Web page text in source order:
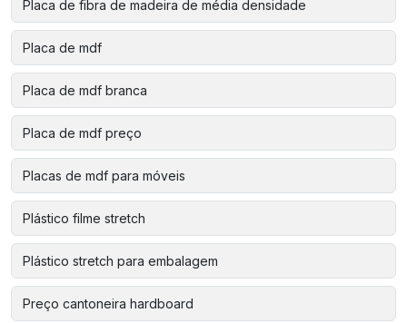
Placa de fibra de madeira de média densidade
Placa de mdf
Placa de mdf branca
Placa de mdf preço
Placas de mdf para móveis
Plástico filme stretch
Plástico stretch para embalagem
Preço cantoneira hardboard